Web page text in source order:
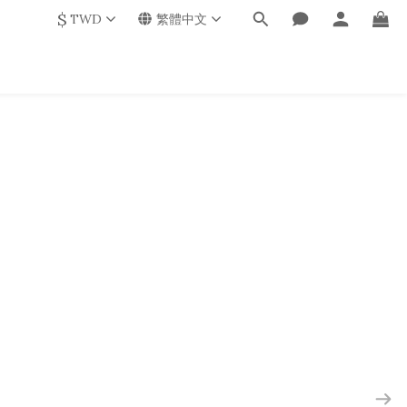
$ TWD 繁體中文